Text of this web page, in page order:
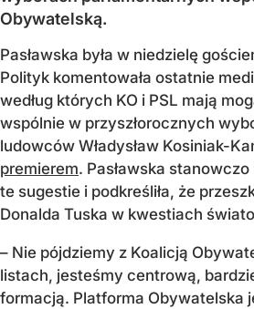
Obywatelską.
Pasławska była w niedzielę
Polityk komentowała ostatnie
według których KO i PSL mają
wspólnie w przyszłorocznych
ludowców Władysław Kosiniak-
premierem. Pasławska stanowczo
te sugestie i podkreśliła, że
Donalda Tuska w kwestiach
– Nie pójdziemy z Koalicją
listach, jesteśmy centrową,
formacją. Platforma Obywatelska